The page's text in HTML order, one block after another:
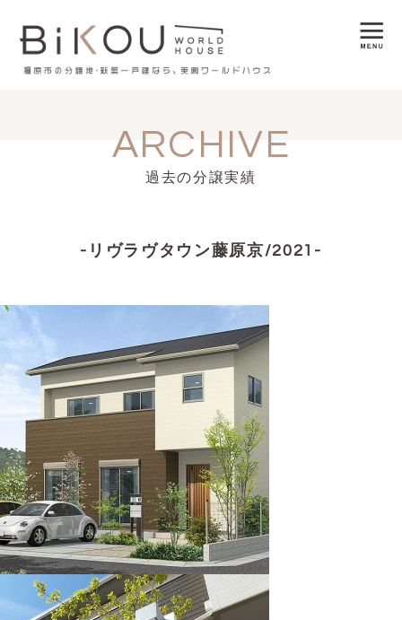
ARCHIVE
過去の分譲実績
-リヴラヴタウン藤原京/2021-